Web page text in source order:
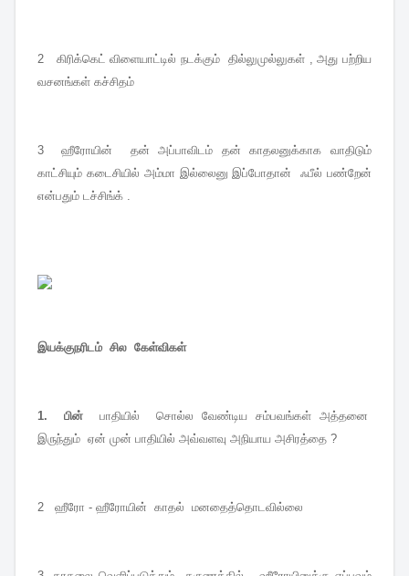
2 கிரிக்கெட் விளையாட்டில் நடக்கும் தில்லுமுல்லுகள் , அது பற்றிய
வசனங்கள் கச்சிதம்
3 ஹீரோயின் தன் அப்பாவிடம் தன் காதலனுக்காக வாதிடும்
காட்சியும் கடைசியில் அம்மா இல்லைனு இப்போதான் ஃபீல் பண்றேன்
என்பதும் டச்சிங்க் .
இயக்குநரிடம் சில கேள்விகள்
1. பின் பாதியில் சொல்ல வேண்டிய சம்பவங்கள் அத்தனை
இருந்தும் ஏன் முன் பாதியில் அவ்வளவு அநியாய அசிரத்தை ?
2 ஹீரோ - ஹீரோயின் காதல் மனதைத்தொடவில்லை